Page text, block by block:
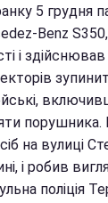
5 грудня
Benz
і
на вулиці
і робив
поліція